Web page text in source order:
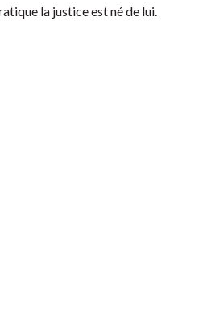
la justice est né de lui.